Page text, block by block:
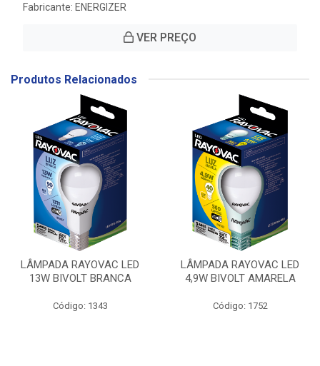
Fabricante: ENERGIZER
VER PREÇO
Produtos Relacionados
LÂMPADA RAYOVAC LED
13W BIVOLT BRANCA
Código: 1343
LÂMPADA RAYOVAC LED
4,9W BIVOLT AMARELA
Código: 1752